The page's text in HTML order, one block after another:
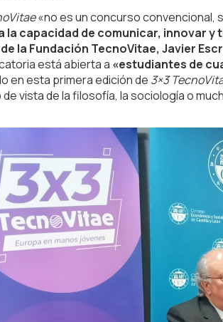
«no es un concurso convencional,
la capacidad de comunicar, innovar
la Fundación TecnoVitae, Javier
está abierta a «estudiantes de
en esta primera edición de 3×3
vista de la filosofía, la sociología o